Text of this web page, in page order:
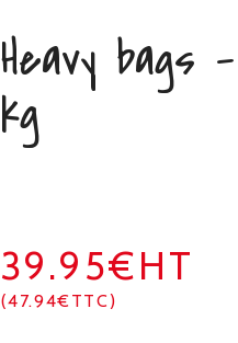
Heavy bags
kg
39.95€HT
(47.94€TTC)